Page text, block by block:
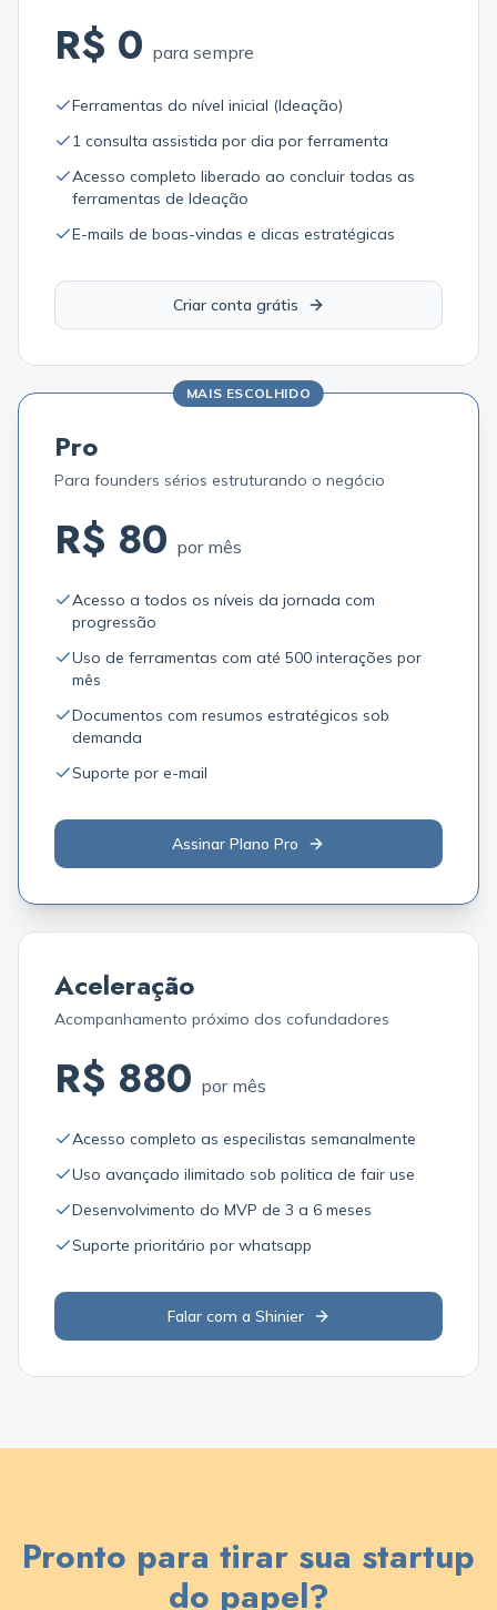
R$ 0 para sempre
Ferramentas do nível inicial (Ideação)
1 consulta assistida por dia por ferramenta
Acesso completo liberado ao concluir todas as
ferramentas de Ideação
E-mails de boas-vindas e dicas estratégicas
Criar conta grátis
MAIS ESCOLHIDO
Pro
Para founders sérios estruturando o negócio
R$ 80 por mês
Acesso a todos os níveis da jornada com
progressão
Uso de ferramentas com até 500 interações por
mês
Documentos com resumos estratégicos sob
demanda
Suporte por e-mail
Assinar Plano Pro
Aceleração
Acompanhamento próximo dos cofundadores
R$ 880 por mês
Acesso completo as especilistas semanalmente
Uso avançado ilimitado sob politica de fair use
Desenvolvimento do MVP de 3 a 6 meses
Suporte prioritário por whatsapp
Falar com a Shinier
Pronto para tirar sua startup
do papel?